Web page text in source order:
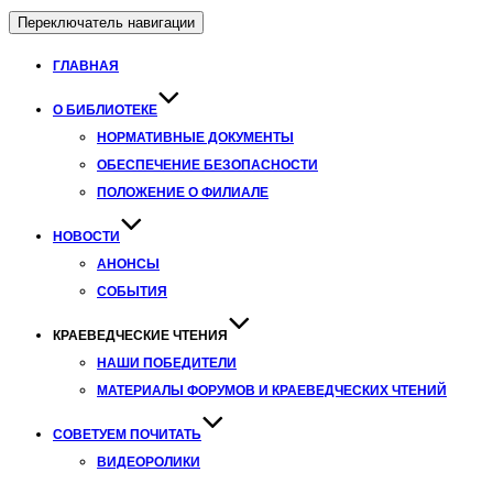
Переключатель навигации
ГЛАВНАЯ
О БИБЛИОТЕКЕ
НОРМАТИВНЫЕ ДОКУМЕНТЫ
ОБЕСПЕЧЕНИЕ БЕЗОПАСНОСТИ
ПОЛОЖЕНИЕ О ФИЛИАЛЕ
НОВОСТИ
АНОНСЫ
СОБЫТИЯ
КРАЕВЕДЧЕСКИЕ ЧТЕНИЯ
НАШИ ПОБЕДИТЕЛИ
МАТЕРИАЛЫ ФОРУМОВ И КРАЕВЕДЧЕСКИХ ЧТЕНИЙ
СОВЕТУЕМ ПОЧИТАТЬ
ВИДЕОРОЛИКИ